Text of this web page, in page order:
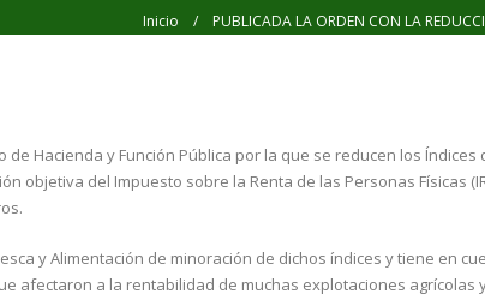
Inicio / PUBLICADA LA ORDEN CON LA
Hacienda y Función Pública por la que se reducen los Índices
objetiva del Impuesto sobre la Renta de las Personas Físicas
y Alimentación de minoración de dichos índices y tiene en
afectaron a la rentabilidad de muchas explotaciones agrícolas